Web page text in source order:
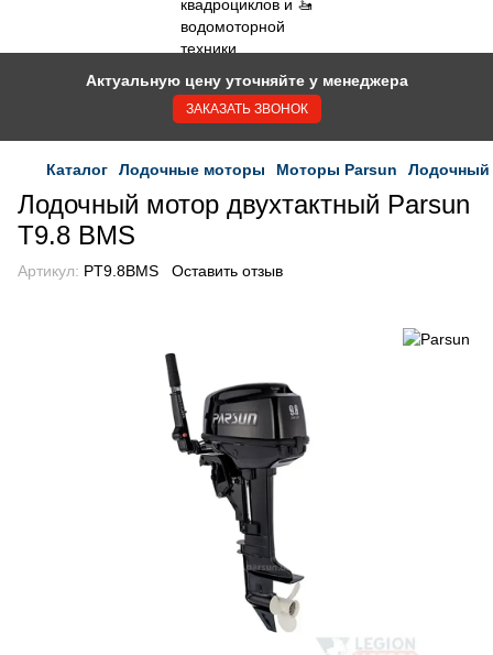
Актуальную цену уточняйте у менеджера
ЗАКАЗАТЬ ЗВОНОК
Каталог Лодочные моторы Моторы Parsun Лодочный
Лодочный мотор двухтактный Parsun
T9.8 BMS
Артикул: PT9.8BMS Оставить отзыв